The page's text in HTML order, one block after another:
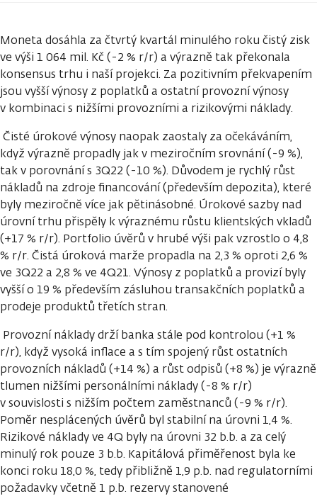
Moneta dosáhla za čtvrtý kvartál minulého roku čistý zisk
ve výši 1 064 mil. Kč (-2 % r/r) a výrazně tak překonala
konsensus trhu i naší projekci. Za pozitivním překvapením
jsou vyšší výnosy z poplatků a ostatní provozní výnosy
v kombinaci s nižšími provozními a rizikovými náklady.
Čisté úrokové výnosy naopak zaostaly za očekáváním,
když výrazně propadly jak v meziročním srovnání (-9 %),
tak v porovnání s 3Q22 (-10 %). Důvodem je rychlý růst
nákladů na zdroje financování (především depozita), které
byly meziročně více jak pětinásobné. Úrokové sazby nad
úrovní trhu přispěly k výraznému růstu klientských vkladů
(+17 % r/r). Portfolio úvěrů v hrubé výši pak vzrostlo o 4,8
% r/r. Čistá úroková marže propadla na 2,3 % oproti 2,6 %
ve 3Q22 a 2,8 % ve 4Q21. Výnosy z poplatků a provizí byly
vyšší o 19 % především zásluhou transakčních poplatků a
prodeje produktů třetích stran.
Provozní náklady drží banka stále pod kontrolou (+1 %
r/r), když vysoká inflace a s tím spojený růst ostatních
provozních nákladů (+14 %) a růst odpisů (+8 %) je výrazně
tlumen nižšími personálními náklady (-8 % r/r)
v souvislosti s nižším počtem zaměstnanců (-9 % r/r).
Poměr nesplácených úvěrů byl stabilní na úrovni 1,4 %.
Rizikové náklady ve 4Q byly na úrovni 32 b.b. a za celý
minulý rok pouze 3 b.b. Kapitálová přiměřenost byla ke
konci roku 18,0 %, tedy přibližně 1,9 p.b. nad regulatorními
požadavky včetně 1 p.b. rezervy stanovené